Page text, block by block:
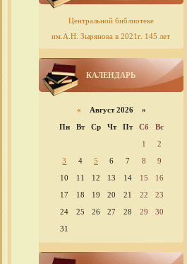
Центральной библиотеке
им.А.Н. Зырянова в 2021г. 145 лет
КАЛЕНДАРЬ
« Август 2026 »
Пн
Вт Ср Чт Пт Сб
Вс
1
2
3
4 5 6 7 8
9
10
11 12 13 14 15
16
17
18 19 20 21 22
23
24
25 26 27 28 29
30
31